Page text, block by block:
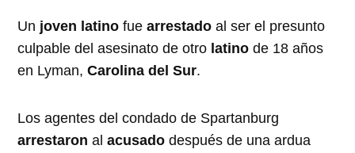
Un joven latino fuearrestadoal ser el presunto
culpable del asesinato de otro latinode 18 años
en Lyman,Carolina del Sur.
Los agentes del condado de Spartanburg
arrestaronalacusadodespués de una ardua